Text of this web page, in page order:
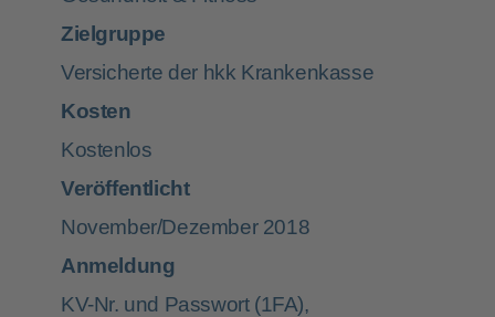
Zielgruppe
Versicherte der hkk Krankenkasse
Kosten
Kostenlos
Veröffentlicht
November/Dezember 2018
Anmeldung
KV-Nr. und Passwort (1FA),